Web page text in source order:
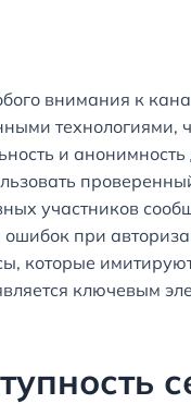
внимания к
технологиями,
и
участников
ошибок при
которые
ключевым